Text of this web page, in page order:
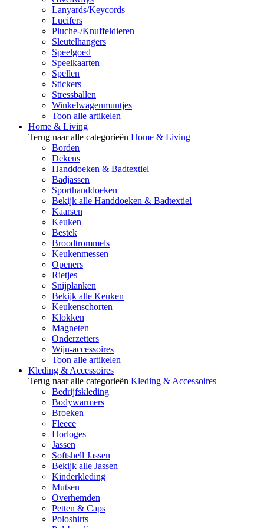
Lanyards/Keycords
Lucifers
Pluche-/Knuffeldieren
Sleutelhangers
Speelgoed
Speelkaarten
Spellen
Stickers
Stressballen
Winkelwagenmuntjes
Toon alle artikelen
Home & Living
Terug naar alle categorieën Home & Living
Borden
Dekens
Handdoeken & Badtextiel
Badjassen
Sporthanddoeken
Bekijk alle Handdoeken & Badtextiel
Kaarsen
Keuken
Bestek
Broodtrommels
Keukenmessen
Openers
Rietjes
Snijplanken
Bekijk alle Keuken
Keukenschorten
Klokken
Magneten
Onderzetters
Wijn-accessoires
Toon alle artikelen
Kleding & Accessoires
Terug naar alle categorieën Kleding & Accessoires
Bedrijfskleding
Bodywarmers
Broeken
Fleece
Horloges
Jassen
Softshell Jassen
Bekijk alle Jassen
Kinderkleding
Mutsen
Overhemden
Petten & Caps
Poloshirts